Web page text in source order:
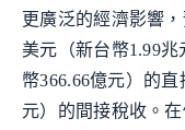
更廣泛的經濟影響
美元（新台幣1.99
幣366.66億元）的
元）的間接稅收。